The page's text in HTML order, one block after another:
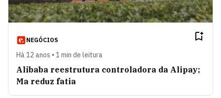
NEGÓCIOS
Há 12 anos • 1 min de leitura
Alibaba reestrutura controladora da Alipay;
Ma reduz fatia